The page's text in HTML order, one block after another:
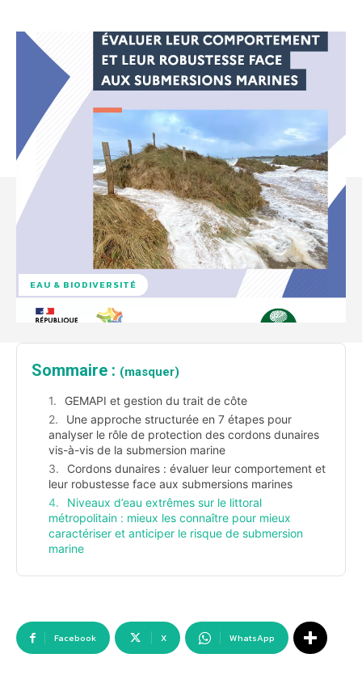
EAU & BIODIVERSITÉ
Sommaire : (masquer)
GEMAPI et gestion du trait de côte
Une approche structurée en 7 étapes pour
analyser le rôle de protection des cordons dunaires
vis-à-vis de la submersion marine
Cordons dunaires : évaluer leur comportement et
leur robustesse face aux submersions marines
Niveaux d’eau extrêmes sur le littoral
métropolitain : mieux les connaître pour mieux
caractériser et anticiper le risque de submersion
marine
Facebook X WhatsApp